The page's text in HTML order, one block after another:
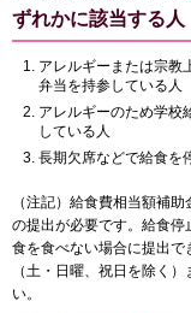
ずれかに該当する人
アレルギーまたは宗教
弁当を持参している人
アレルギーのため学校
している人
長期欠席などで給食を
（注記）給食費相当額補
の提出が必要です。給食
食を食べない場合に提出
（土・日曜、祝日を除く
い。